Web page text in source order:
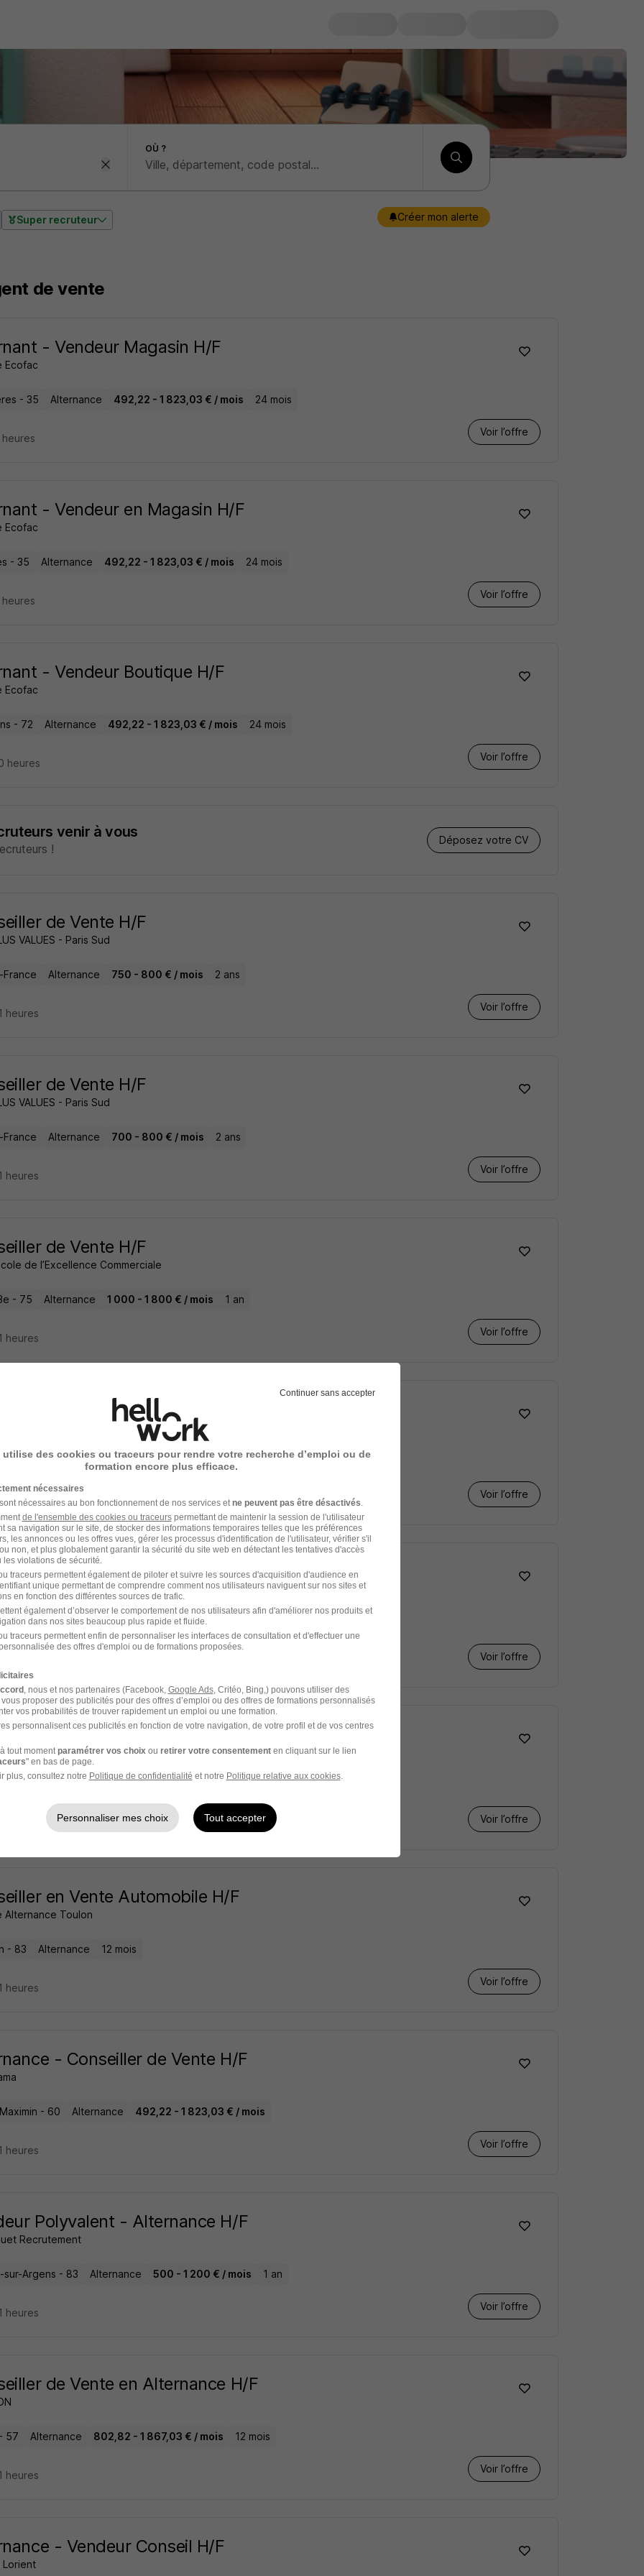
OÙ ?
Super recruteur Créer mon alerte
de vente
- Vendeur Magasin H/F
Ecofac
- 35 Alternance 492,22 - 1 823,03 € / mois 24 mois
Voir l’offre
- Vendeur en Magasin H/F
Ecofac
- 35 Alternance 492,22 - 1 823,03 € / mois 24 mois
Voir l’offre
- Vendeur Boutique H/F
Ecofac
- 72 Alternance 492,22 - 1 823,03 € / mois 24 mois
Voir l’offre
heures
venir à vous
!
Déposez votre CV
de Vente H/F
VALUES - Paris Sud
Alternance 750 - 800 € / mois 2 ans
Voir l’offre
heures
de Vente H/F
VALUES - Paris Sud
Alternance 700 - 800 € / mois 2 ans
Voir l’offre
heures
de Vente H/F
de l’Excellence Commerciale
- 75 Alternance 1 000 - 1 800 € / mois 1 an
Voir l’offre
heures
Vendeur - Vendeuse en Prêtàporter H/F
- 74 Alternance 500 - 1 800 € / mois 1 an
Voir l’offre
heures
Polyvalent en Alternance H/F
- 80 Alternance 1 an
Voir l’offre
de Vente - en Alternance H/F
Voir l’offre
en Vente Automobile H/F
Alternance Toulon
- 83 Alternance 12 mois
Voir l’offre
heures
- Conseiller de Vente H/F
- 60 Alternance 492,22 - 1 823,03 € / mois
Voir l’offre
heures
Polyvalent - Alternance H/F
Recrutement
sur-Argens - 83 Alternance 500 - 1 200 € / mois 1 an
Voir l’offre
heures
de Vente en Alternance H/F
57 Alternance 802,82 - 1 867,03 € / mois 12 mois
Voir l’offre
heures
- Vendeur Conseil H/F
Lorient
Continuer sans accepter
utilise des cookies ou traceurs pour rendre votre recherche d’emploi ou de
formation encore plus efficace.
nécessaires
nécessaires au bon fonctionnement de nos services et ne peuvent pas être désactivés
de l'ensemble des cookies ou traceurspermettant de maintenir la session de l'utilisateur
sa navigation sur le site, de stocker des informations temporaires telles que les préférences
les annonces ou les offres vues, gérer les processus d'identification de l'utilisateur, vérifier s'il
non, et plus globalement garantir la sécurité du site web en détectant les tentatives d'accès
violations de sécurité.
traceurs permettent également de piloter et suivre les sources d'acquisition d'audience en
unique permettant de comprendre comment nos utilisateurs naviguent sur nos sites et
en fonction des différentes sources de trafic.
également d’observer le comportement de nos utilisateurs afin d'améliorer nos produits et
dans nos sites beaucoup plus rapide et fluide.
traceurs permettent enfin de personnaliser les interfaces de consultation et d'effectuer une
des offres d'emploi ou de formations proposées.
, nous et nos partenaires (Facebook, Google Ads, Critéo, Bing,) pouvons utiliser des
proposer des publicités pour des offres d’emploi ou des offres de formations personnalisés
vos probabilités de trouver rapidement un emploi ou une formation.
personnalisent ces publicités en fonction de votre navigation, de votre profil et de vos centres
tout moment paramétrer vos choix ou retirer votre consentementen cliquant sur le lien
" en bas de page.
plus, consultez notre Politique de confidentialité et notre Politique relative aux cookies.
Personnaliser mes choix Tout accepter